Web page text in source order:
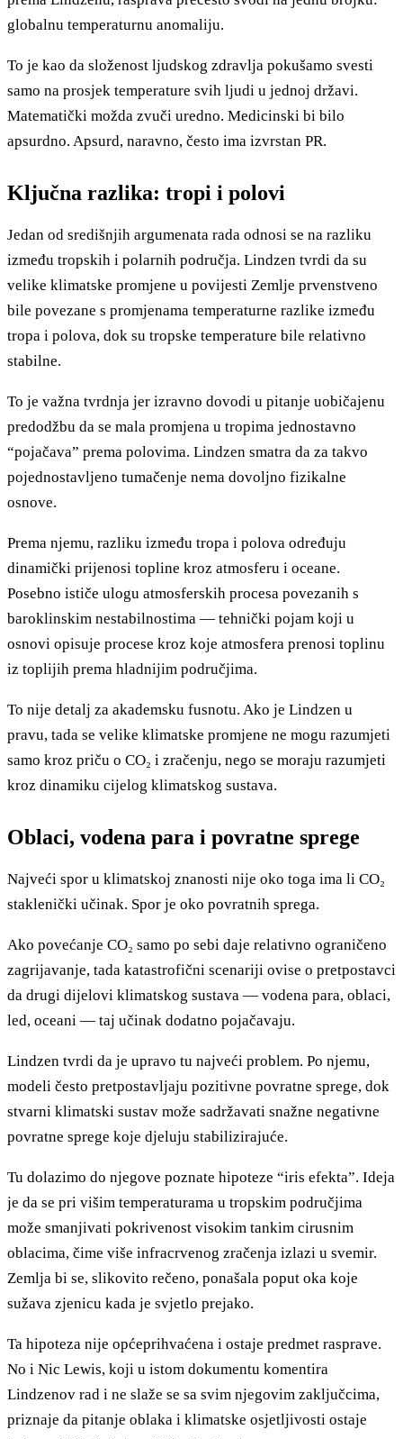
globalnu temperaturnu anomaliju.
To je kao da složenost ljudskog zdravlja pokušamo svesti
samo na prosjek temperature svih ljudi u jednoj državi.
Matematički možda zvuči uredno. Medicinski bi bilo
apsurdno. Apsurd, naravno, često ima izvrstan PR.
Ključna razlika: tropi i polovi
Jedan od središnjih argumenata rada odnosi se na razliku
između tropskih i polarnih područja. Lindzen tvrdi da su
velike klimatske promjene u povijesti Zemlje prvenstveno
bile povezane s promjenama temperaturne razlike između
tropa i polova, dok su tropske temperature bile relativno
stabilne.
To je važna tvrdnja jer izravno dovodi u pitanje uobičajenu
predodžbu da se mala promjena u tropima jednostavno
“pojačava” prema polovima. Lindzen smatra da za takvo
pojednostavljeno tumačenje nema dovoljno fizikalne
osnove.
Prema njemu, razliku između tropa i polova određuju
dinamički prijenosi topline kroz atmosferu i oceane.
Posebno ističe ulogu atmosferskih procesa povezanih s
baroklinskim nestabilnostima — tehnički pojam koji u
osnovi opisuje procese kroz koje atmosfera prenosi toplinu
iz toplijih prema hladnijim područjima.
To nije detalj za akademsku fusnotu. Ako je Lindzen u
pravu, tada se velike klimatske promjene ne mogu razumjeti
samo kroz priču o CO₂ i zračenju, nego se moraju razumjeti
kroz dinamiku cijelog klimatskog sustava.
Oblaci, vodena para i povratne sprege
Najveći spor u klimatskoj znanosti nije oko toga ima li CO₂
staklenički učinak. Spor je oko povratnih sprega.
Ako povećanje CO₂ samo po sebi daje relativno ograničeno
zagrijavanje, tada katastrofični scenariji ovise o pretpostavci
da drugi dijelovi klimatskog sustava — vodena para, oblaci,
led, oceani — taj učinak dodatno pojačavaju.
Lindzen tvrdi da je upravo tu najveći problem. Po njemu,
modeli često pretpostavljaju pozitivne povratne sprege, dok
stvarni klimatski sustav može sadržavati snažne negativne
povratne sprege koje djeluju stabilizirajuće.
Tu dolazimo do njegove poznate hipoteze “iris efekta”. Ideja
je da se pri višim temperaturama u tropskim područjima
može smanjivati pokrivenost visokim tankim cirusnim
oblacima, čime više infracrvenog zračenja izlazi u svemir.
Zemlja bi se, slikovito rečeno, ponašala poput oka koje
sužava zjenicu kada je svjetlo prejako.
Ta hipoteza nije općeprihvaćena i ostaje predmet rasprave.
No i Nic Lewis, koji u istom dokumentu komentira
Lindzenov rad i ne slaže se sa svim njegovim zaključcima,
priznaje da pitanje oblaka i klimatske osjetljivosti ostaje